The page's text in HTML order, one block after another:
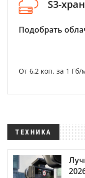
S3-
Подобрать
От 6,2 коп. за 1 Гб/
ТЕХНИКА